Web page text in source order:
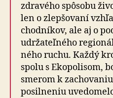
zdravého spôsobu
len o zlepšovaní
chodníkov, ale aj o
udržateľného
ného ruchu. Každý
spolu s Ekopolisom,
smerom k
posilneniu